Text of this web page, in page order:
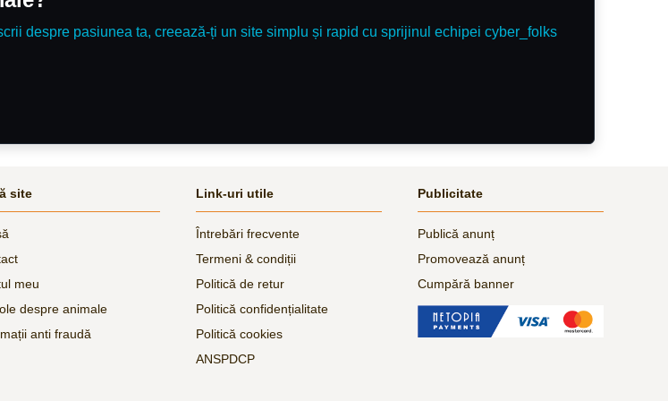
despre pasiunea ta, creează-ți un site simplu și rapid cu sprijinul echipei cyber_folks
site
meu
despre animale
anti fraudă
Link-uri utile
Întrebări frecvente
Termeni & condiții
Politică de retur
Politică confidențialitate
Politică cookies
ANSPDCP
Publicitate
Publică anunț
Promovează anunț
Cumpără banner